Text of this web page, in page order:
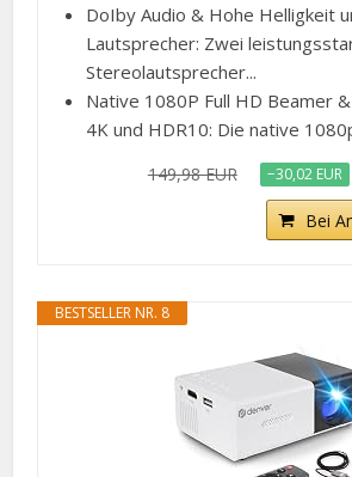
DoIby Audio & Hohe Helligkeit
Lautsprecher: Zwei
Stereolautsprecher...
Native 1080P Full HD Beamer
4K und HDR10: Die native
149,98 EUR −30,02 EUR
Bei
BESTSELLER NR. 8